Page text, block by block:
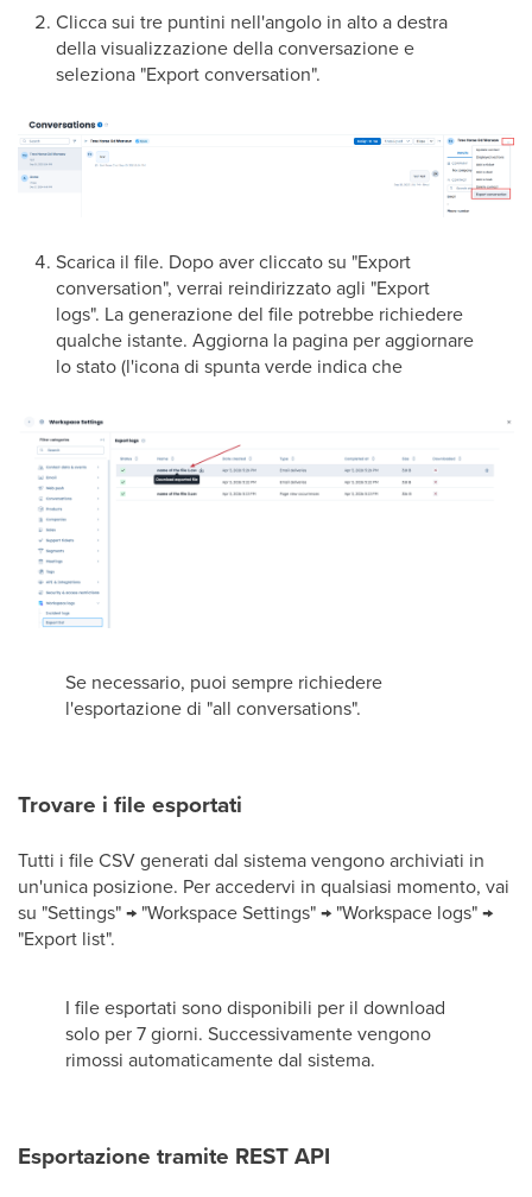
Clicca sui tre puntini nell'angolo in alto a destra
della visualizzazione della conversazione e
seleziona "Export conversation".
Scarica il file. Dopo aver cliccato su "Export
conversation", verrai reindirizzato agli "Export
logs". La generazione del file potrebbe richiedere
qualche istante. Aggiorna la pagina per aggiornare
lo stato (l'icona di spunta verde indica che
Se necessario, puoi sempre richiedere
l'esportazione di "all conversations".
Trovare i file esportati
Tutti i file CSV generati dal sistema vengono archiviati in
un'unica posizione. Per accedervi in qualsiasi momento, vai
su "Settings" → "Workspace Settings" → "Workspace logs" →
"Export list".
I file esportati sono disponibili per il download
solo per 7 giorni. Successivamente vengono
rimossi automaticamente dal sistema.
Esportazione tramite REST API